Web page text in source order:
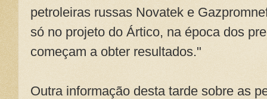
petroleiras russas Novatek e
só no projeto do Ártico, na época dos
começam a obter resultados."
Outra informação desta tarde sobre as